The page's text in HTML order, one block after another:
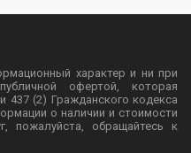
характер и ни при
офертой, которая
437 (2) Гражданского кодекса
о наличии и стоимости
пожалуйста, обращайтесь к